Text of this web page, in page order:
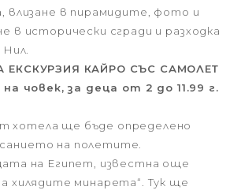
влизане в пирамидите, фото и
в исторически сгради и разходка
ЕКСКУРЗИЯ КАЙРО СЪС САМОЛЕТ
човек, за деца от 2 до 11.99 г.
хотела ще бъде определено
на полетите.
на Египет, известна още
хилядите минарета“. Тук ще